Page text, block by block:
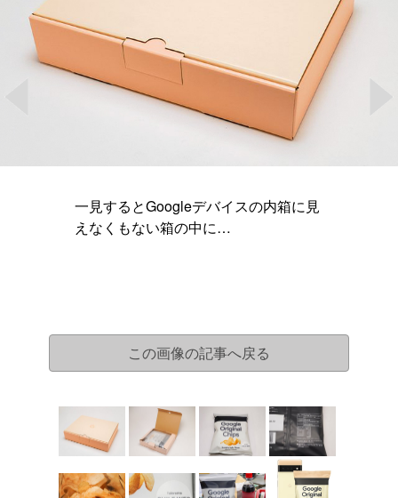
一見するとGoogleデバイスの内箱に見
えなくもない箱の中に…
この画像の記事へ戻る